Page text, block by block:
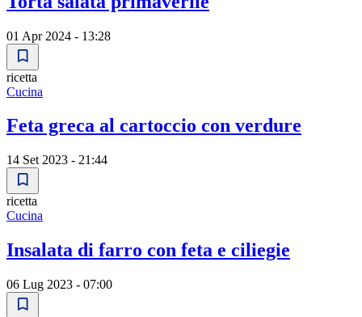
01 Apr 2024 - 13:28
ricetta
Cucina
Feta greca al cartoccio con verdure
14 Set 2023 - 21:44
ricetta
Cucina
Insalata di farro con feta e ciliegie
06 Lug 2023 - 07:00